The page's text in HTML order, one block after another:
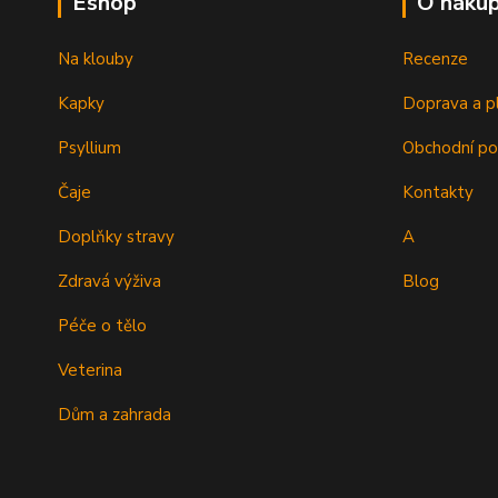
Na klouby
Kapky
Psyllium
Čaje
Doplňky stravy
Zdravá výživa
Péče o tělo
Veterina
Dům a zahrada
Recenze
Doprava a
Obchodní
Kontakty
A
Blog